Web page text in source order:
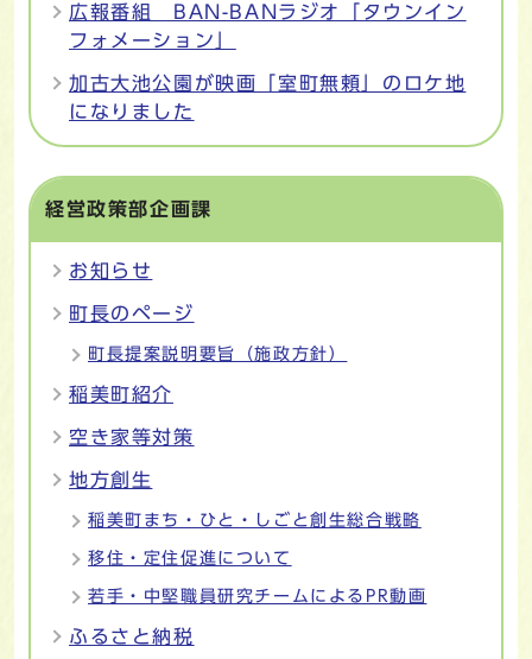
広報番組 BAN-BANラジオ「タウンイン
フォメーション」
加古大池公園が映画「室町無頼」のロケ地
になりました
経営政策部企画課
お知らせ
町長のページ
町長提案説明要旨（施政方針）
稲美町紹介
空き家等対策
地方創生
稲美町まち・ひと・しごと創生総合戦略
移住・定住促進について
若手・中堅職員研究チームによるPR動画
ふるさと納税